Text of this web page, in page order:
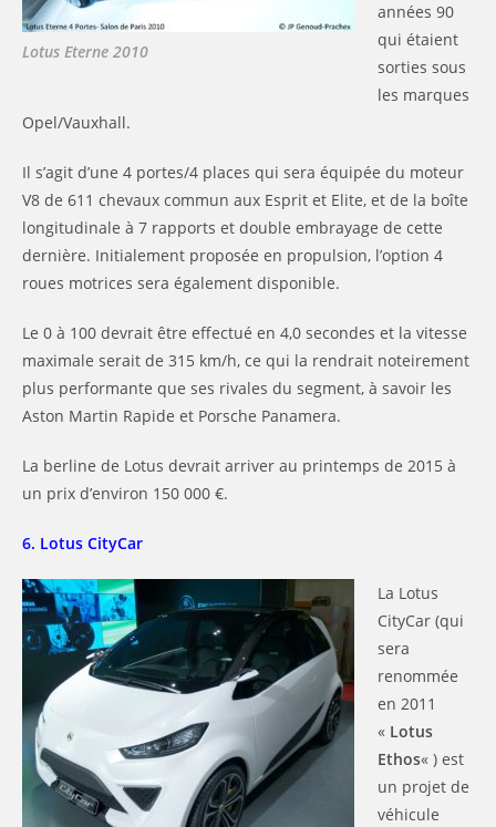
Lotus Eterne 2010
années 90
qui étaient
sorties sous
les marques
Opel/Vauxhall.
Il s’agit d’une 4 portes/4 places qui sera équipée du moteur
V8 de 611 chevaux commun aux Esprit et Elite, et de la boîte
longitudinale à 7 rapports et double embrayage de cette
dernière. Initialement proposée en propulsion, l’option 4
roues motrices sera également disponible.
Le 0 à 100 devrait être effectué en 4,0 secondes et la vitesse
maximale serait de 315 km/h, ce qui la rendrait noteirement
plus performante que ses rivales du segment, à savoir les
Aston Martin Rapide et Porsche Panamera.
La berline de Lotus devrait arriver au printemps de 2015 à
un prix d’environ 150 000 €.
6. Lotus CityCar
La Lotus
CityCar (qui
sera
renommée
en 2011
« Lotus
Ethos« ) est
un projet de
véhicule